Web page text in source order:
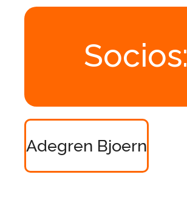
Socios:
Adegren Bjoern